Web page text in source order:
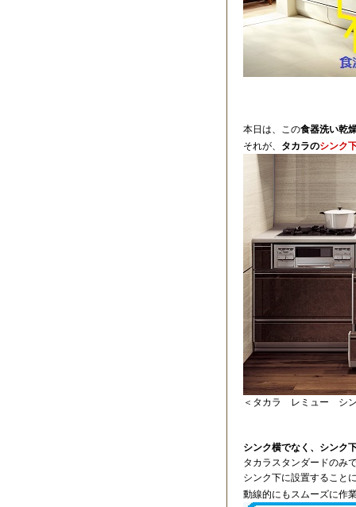
本日は、この食器洗い乾
それが、 タカラのシンク
＜タカラ レミュー シ
シンク横でなく、シンク
タカラスタンダードのみ
シンク下に設置すること
動線的にもスムーズに作